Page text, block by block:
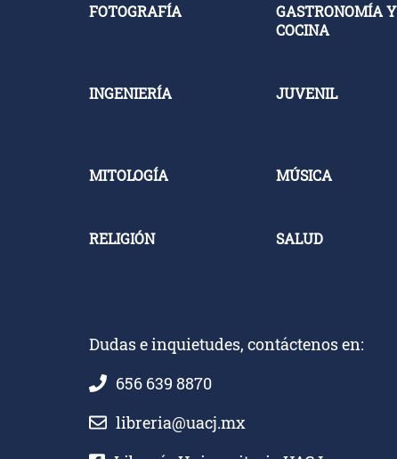
FOTOGRAFÍA
GASTRONOMÍA Y
COCINA
INGENIERÍA JUVENIL
MITOLOGÍA MÚSICA
RELIGIÓN SALUD
Dudas e inquietudes, contáctenos en:
656 639 8870
libreria@uacj.mx